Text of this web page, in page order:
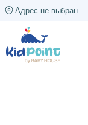
Адрес не выбран